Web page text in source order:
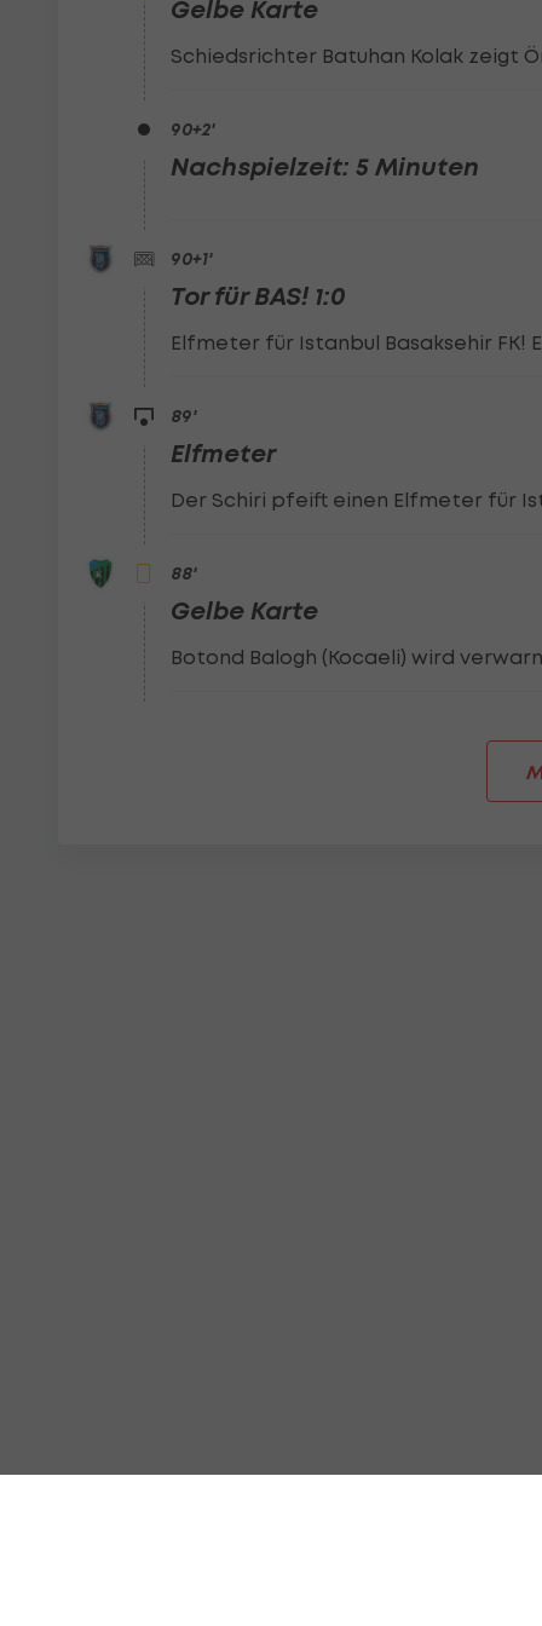
Gelbe Karte
Schiedsrichter Batuhan Kolak zeigt
90+2'
Nachspielzeit: 5 Minuten
90+1'
Tor für BAS! 1:0
Elfmeter für Istanbul Basaksehir FK!
89'
Elfmeter
Der Schiri pfeift einen Elfmeter für
88'
Gelbe Karte
Botond Balogh (Kocaeli) wird